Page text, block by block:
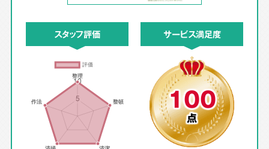
スタッフ評価 サービス満足度
100
点